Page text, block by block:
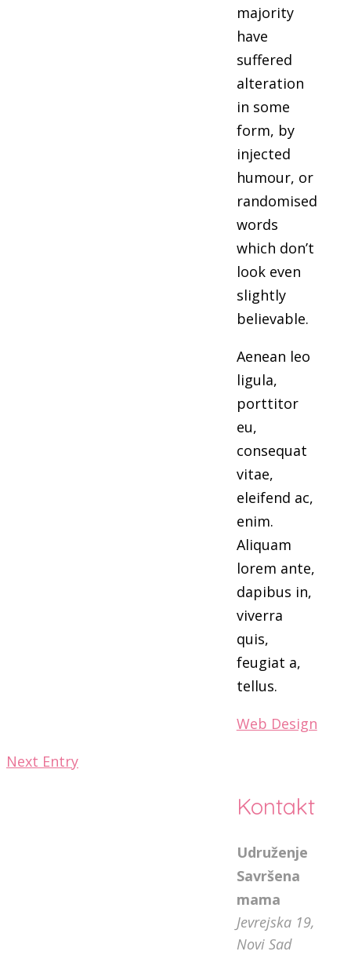
majority
have
suffered
alteration
in some
form, by
injected
humour, or
randomised
words
which don’t
look even
slightly
believable.
Aenean leo
ligula,
porttitor
eu,
consequat
vitae,
eleifend ac,
enim.
Aliquam
lorem ante,
dapibus in,
viverra
quis,
feugiat a,
tellus.
Web Design
Next Entry
Kontakt
Udruženje
Savršena
mama
Jevrejska 19,
Novi Sad